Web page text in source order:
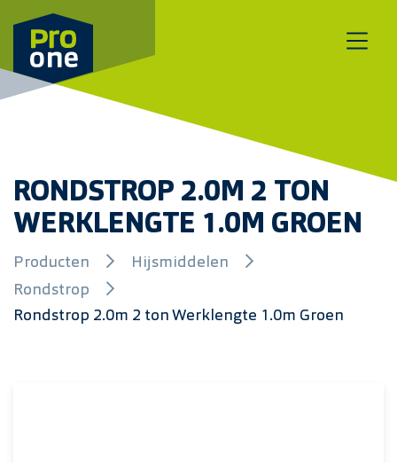
Meteen naar de content
RONDSTROP 2.0M 2 TON
WERKLENGTE 1.0M GROEN
Producten
Hijsmiddelen
Rondstrop
Rondstrop 2.0m 2 ton Werklengte 1.0m Groen